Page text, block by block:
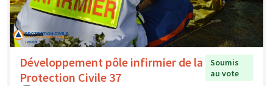
Développement pôle infirmier de la
Protection Civile 37
Soumis
au vote